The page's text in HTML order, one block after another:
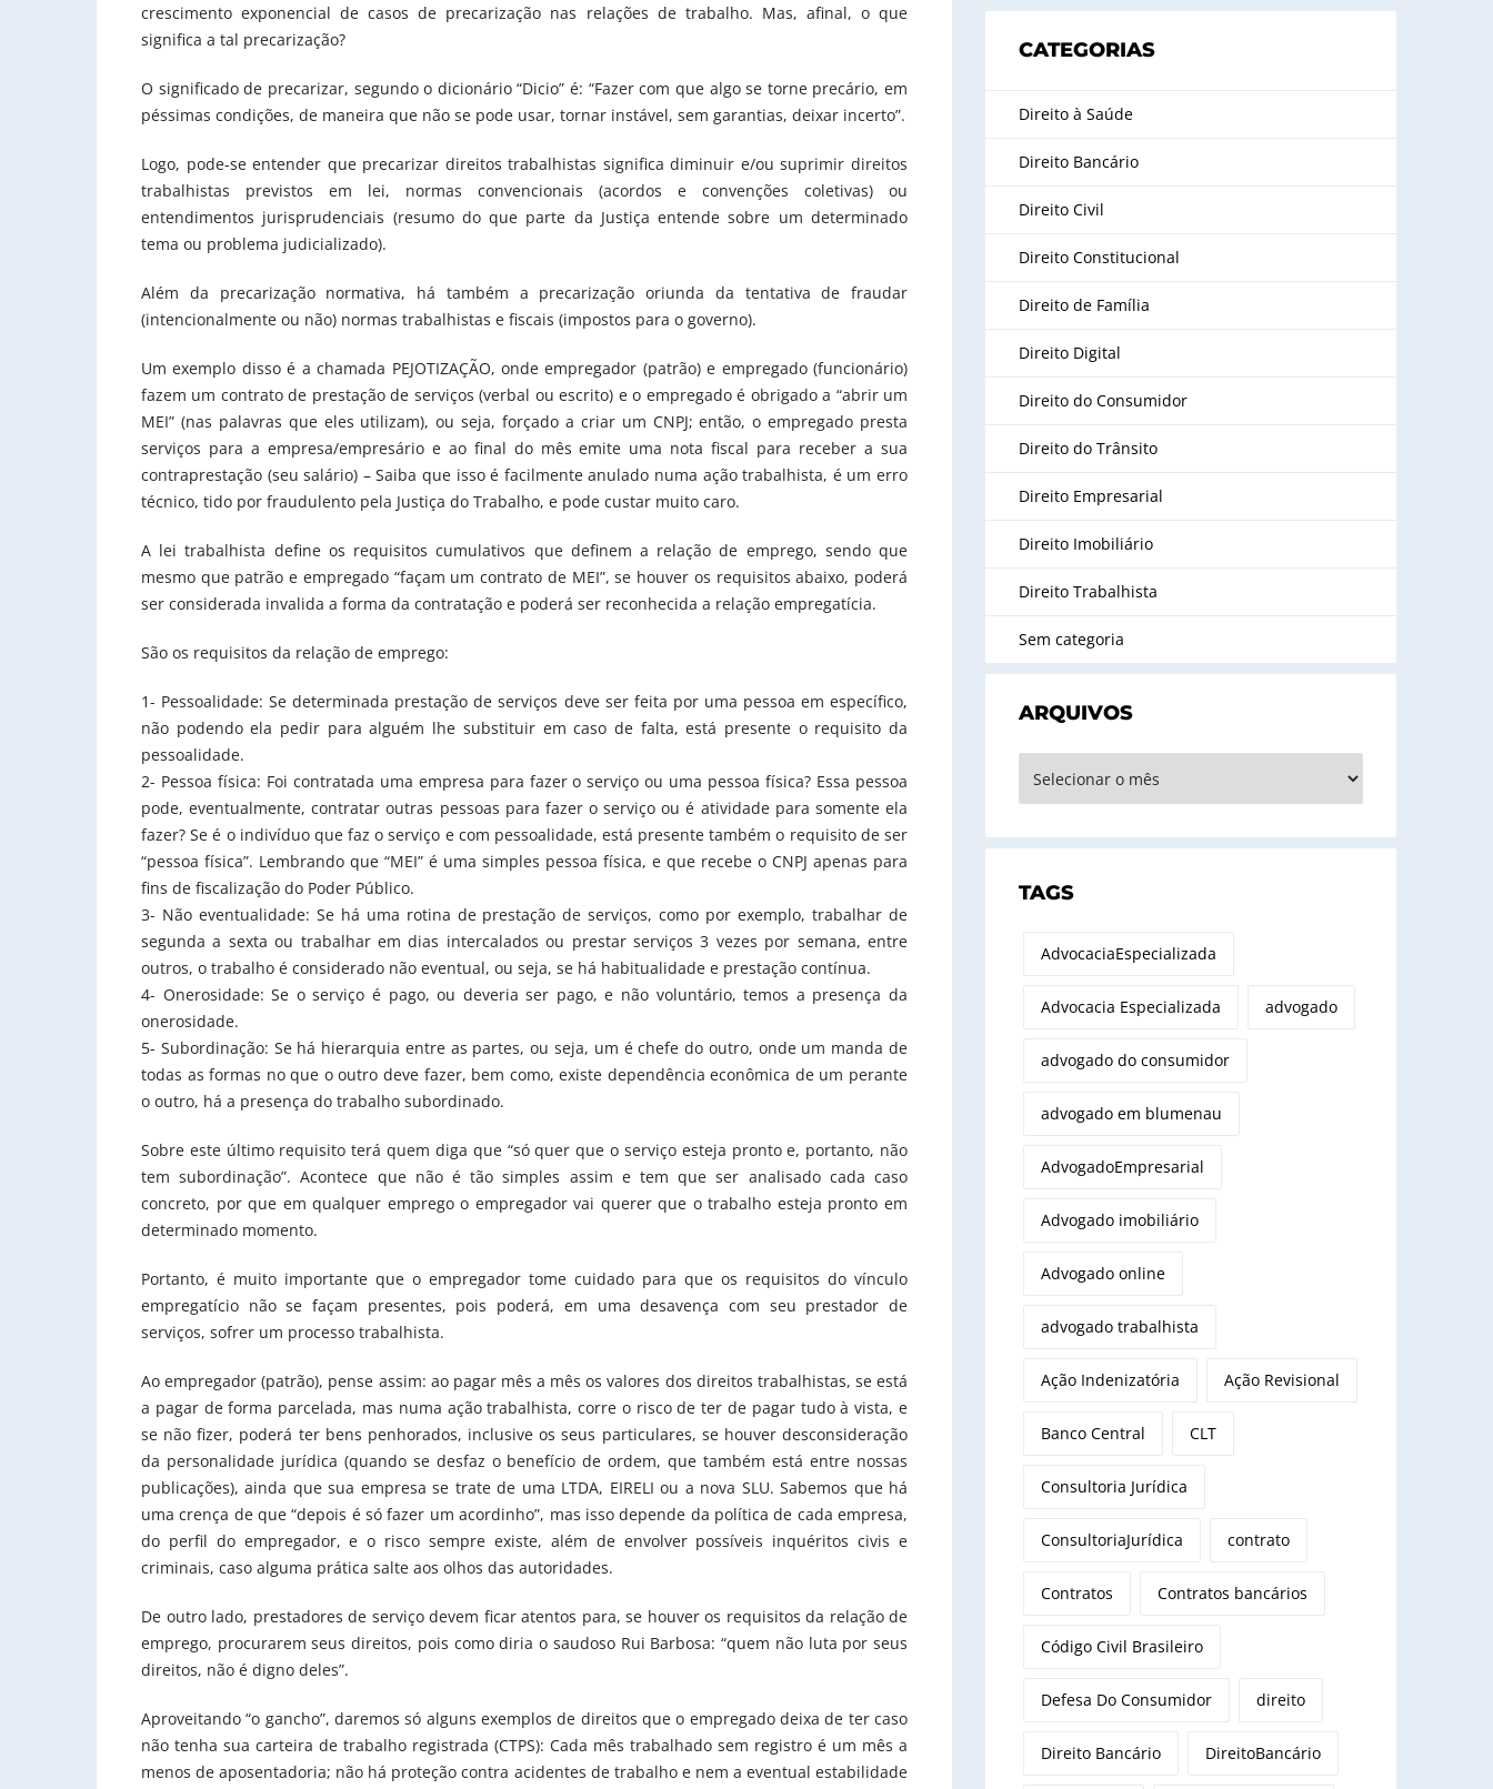
crescimento exponencial de casos de precarização nas relações de trabalho. Mas, afinal, o que
significa a tal precarização?
O significado de precarizar, segundo o dicionário “Dicio” é: “Fazer com que algo se torne precário, em
péssimas condições, de maneira que não se pode usar, tornar instável, sem garantias, deixar incerto”.
Logo, pode-se entender que precarizar direitos trabalhistas significa diminuir e/ou suprimir direitos
trabalhistas previstos em lei, normas convencionais (acordos e convenções coletivas) ou
entendimentos jurisprudenciais (resumo do que parte da Justiça entende sobre um determinado
tema ou problema judicializado).
Além da precarização normativa, há também a precarização oriunda da tentativa de fraudar
(intencionalmente ou não) normas trabalhistas e fiscais (impostos para o governo).
Um exemplo disso é a chamada PEJOTIZAÇÃO, onde empregador (patrão) e empregado (funcionário)
fazem um contrato de prestação de serviços (verbal ou escrito) e o empregado é obrigado a “abrir um
MEI” (nas palavras que eles utilizam), ou seja, forçado a criar um CNPJ; então, o empregado presta
serviços para a empresa/empresário e ao final do mês emite uma nota fiscal para receber a sua
contraprestação (seu salário) – Saiba que isso é facilmente anulado numa ação trabalhista, é um erro
técnico, tido por fraudulento pela Justiça do Trabalho, e pode custar muito caro.
A lei trabalhista define os requisitos cumulativos que definem a relação de emprego, sendo que
mesmo que patrão e empregado “façam um contrato de MEI”, se houver os requisitos abaixo, poderá
ser considerada invalida a forma da contratação e poderá ser reconhecida a relação empregatícia.
São os requisitos da relação de emprego:
1- Pessoalidade: Se determinada prestação de serviços deve ser feita por uma pessoa em específico,
não podendo ela pedir para alguém lhe substituir em caso de falta, está presente o requisito da
pessoalidade.
2- Pessoa física: Foi contratada uma empresa para fazer o serviço ou uma pessoa física? Essa pessoa
pode, eventualmente, contratar outras pessoas para fazer o serviço ou é atividade para somente ela
fazer? Se é o indivíduo que faz o serviço e com pessoalidade, está presente também o requisito de ser
“pessoa física”. Lembrando que “MEI” é uma simples pessoa física, e que recebe o CNPJ apenas para
fins de fiscalização do Poder Público.
3- Não eventualidade: Se há uma rotina de prestação de serviços, como por exemplo, trabalhar de
segunda a sexta ou trabalhar em dias intercalados ou prestar serviços 3 vezes por semana, entre
outros, o trabalho é considerado não eventual, ou seja, se há habitualidade e prestação contínua.
4- Onerosidade: Se o serviço é pago, ou deveria ser pago, e não voluntário, temos a presença da
onerosidade.
5- Subordinação: Se há hierarquia entre as partes, ou seja, um é chefe do outro, onde um manda de
todas as formas no que o outro deve fazer, bem como, existe dependência econômica de um perante
o outro, há a presença do trabalho subordinado.
Sobre este último requisito terá quem diga que “só quer que o serviço esteja pronto e, portanto, não
tem subordinação”. Acontece que não é tão simples assim e tem que ser analisado cada caso
concreto, por que em qualquer emprego o empregador vai querer que o trabalho esteja pronto em
determinado momento.
Portanto, é muito importante que o empregador tome cuidado para que os requisitos do vínculo
empregatício não se façam presentes, pois poderá, em uma desavença com seu prestador de
serviços, sofrer um processo trabalhista.
Ao empregador (patrão), pense assim: ao pagar mês a mês os valores dos direitos trabalhistas, se está
a pagar de forma parcelada, mas numa ação trabalhista, corre o risco de ter de pagar tudo à vista, e
se não fizer, poderá ter bens penhorados, inclusive os seus particulares, se houver desconsideração
da personalidade jurídica (quando se desfaz o benefício de ordem, que também está entre nossas
publicações), ainda que sua empresa se trate de uma LTDA, EIRELI ou a nova SLU. Sabemos que há
uma crença de que “depois é só fazer um acordinho”, mas isso depende da política de cada empresa,
do perfil do empregador, e o risco sempre existe, além de envolver possíveis inquéritos civis e
criminais, caso alguma prática salte aos olhos das autoridades.
De outro lado, prestadores de serviço devem ficar atentos para, se houver os requisitos da relação de
emprego, procurarem seus direitos, pois como diria o saudoso Rui Barbosa: “quem não luta por seus
direitos, não é digno deles”.
Aproveitando “o gancho”, daremos só alguns exemplos de direitos que o empregado deixa de ter caso
não tenha sua carteira de trabalho registrada (CTPS): Cada mês trabalhado sem registro é um mês a
menos de aposentadoria; não há proteção contra acidentes de trabalho e nem a eventual estabilidade
CATEGORIAS
Direito à Saúde
Direito Bancário
Direito Civil
Direito Constitucional
Direito de Família
Direito Digital
Direito do Consumidor
Direito do Trânsito
Direito Empresarial
Direito Imobiliário
Direito Trabalhista
Sem categoria
ARQUIVOS
TAGS
AdvocaciaEspecializada
Advocacia Especializada advogado
advogado do consumidor
advogado em blumenau
AdvogadoEmpresarial
Advogado imobiliário
Advogado online
advogado trabalhista
Ação Indenizatória Ação Revisional
Banco Central CLT
Consultoria Jurídica
ConsultoriaJurídica contrato
Contratos Contratos bancários
Código Civil Brasileiro
Defesa Do Consumidor direito
Direito Bancário DireitoBancário